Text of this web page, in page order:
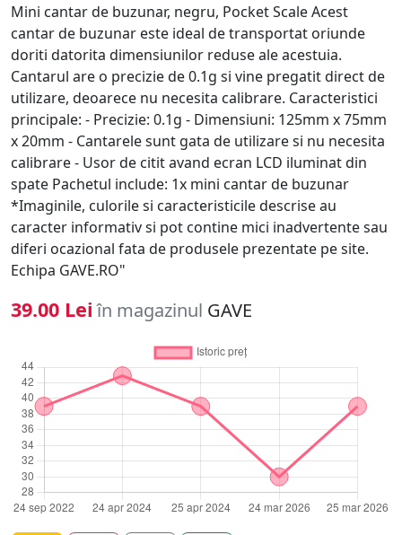
Mini cantar de buzunar, negru, Pocket Scale Acest
cantar de buzunar este ideal de transportat oriunde
doriti datorita dimensiunilor reduse ale acestuia.
Cantarul are o precizie de 0.1g si vine pregatit direct de
utilizare, deoarece nu necesita calibrare. Caracteristici
principale: - Precizie: 0.1g - Dimensiuni: 125mm x 75mm
x 20mm - Cantarele sunt gata de utilizare si nu necesita
calibrare - Usor de citit avand ecran LCD iluminat din
spate Pachetul include: 1x mini cantar de buzunar
*Imaginile, culorile si caracteristicile descrise au
caracter informativ si pot contine mici inadvertente sau
diferi ocazional fata de produsele prezentate pe site.
Echipa GAVE.RO"
39.00 Lei în magazinul GAVE